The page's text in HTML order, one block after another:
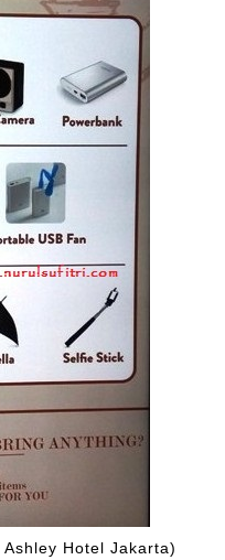
Ashley Hotel Jakarta)